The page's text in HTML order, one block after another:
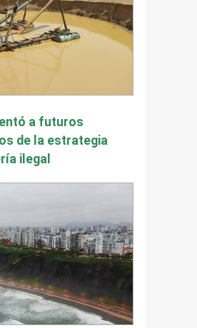
a futuros
de la estrategia
ilegal